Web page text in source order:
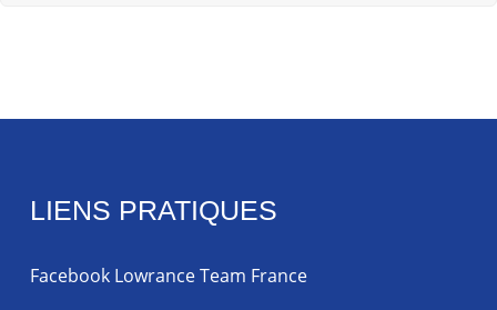
LIENS PRATIQUES
Facebook Lowrance Team France